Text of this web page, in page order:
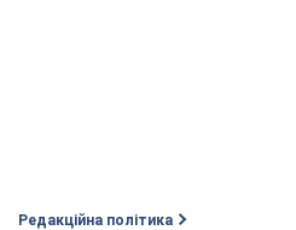
Редакційна політика